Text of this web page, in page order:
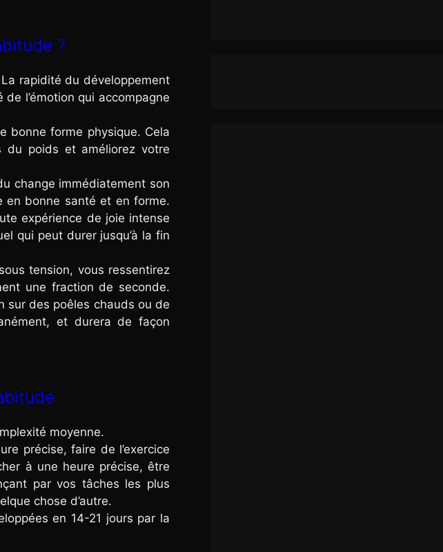
?
rapidité du développement
l’émotion qui accompagne
bonne forme physique. Cela
du poids et améliorez votre
change immédiatement son
en bonne santé et en forme.
expérience de joie intense
qui peut durer jusqu’à la fin
tension, vous ressentirez
une fraction de seconde.
sur des poêles chauds ou de
et durera de façon
moyenne.
précise, faire de l’exercice
à une heure précise, être
par vos tâches les plus
chose d’autre.
en 14-21 jours par la